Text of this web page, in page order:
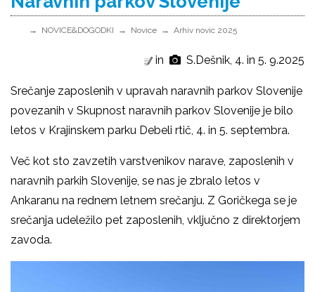
NOVICE&DOGODKI Novice Arhiv novic 2025
in S.Dešnik, 4. in 5. 9.2025
Srečanje zaposlenih v upravah naravnih parkov Slovenije
povezanih v Skupnost naravnih parkov Slovenije je bilo
letos v Krajinskem parku Debeli rtič, 4. in 5. septembra.
Več kot sto zavzetih varstvenikov narave, zaposlenih v
naravnih parkih Slovenije, se nas je zbralo letos v
Ankaranu na rednem letnem srečanju. Z Goričkega se je
srečanja udeležilo pet zaposlenih, vključno z direktorjem
zavoda.